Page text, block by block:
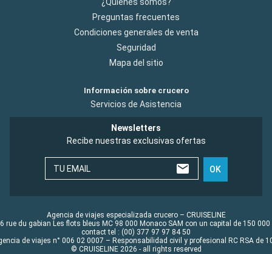
Preguntas frecuentes
Condiciones generales de venta
Seguridad
Mapa del sitio
Información sobre crucero
Servicios de Asistencia
Newsletters
Recibe nuestras exclusivas ofertas
TU EMAIL OK
Agencia de viajes especializada crucero – CRUISELINE
rue du gabian Les flots bleus MC 98 000 Monaco SAM con un capital de 150 000
contact tel : (00) 377 97 97 84 50
de viajes n° 006 02 0007 – Responsabilidad civil y profesional RC RSA de
© CRUISELINE 2026 - all rights reserved